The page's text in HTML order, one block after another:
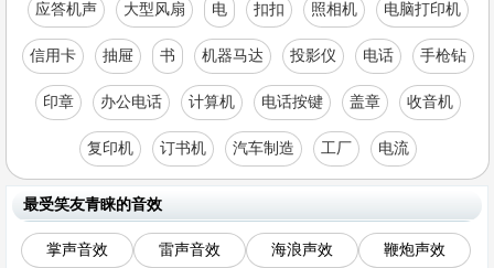
应答机声 大型风扇 电 扣扣 照相机 电脑打印机
信用卡 抽屉 书 机器马达 投影仪 电话 手枪钻
印章 办公电话 计算机 电话按键 盖章 收音机
复印机 订书机 汽车制造 工厂 电流
最受笑友青睐的音效
掌声音效 雷声音效 海浪声效 鞭炮声效